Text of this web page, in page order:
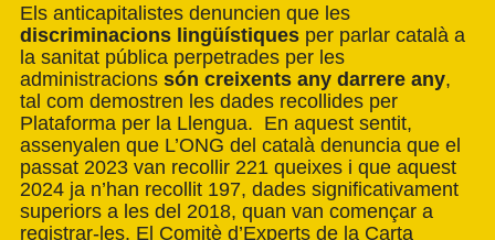
Els anticapitalistes denuncien que les
discriminacions lingüístiques per parlar català a
la sanitat pública perpetrades per les
administracions són creixents any darrere any,
tal com demostren les dades recollides per
Plataforma per la Llengua. En aquest sentit,
assenyalen que L’ONG del català denuncia que el
passat 2023 van recollir 221 queixes i que aquest
2024 ja n’han recollit 197, dades significativament
superiors a les del 2018, quan van començar a
registrar-les. El Comitè d’Experts de la Carta